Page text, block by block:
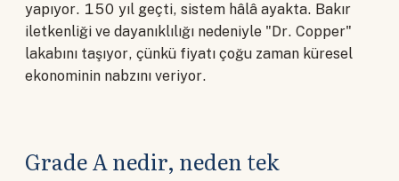
yapıyor. 150 yıl geçti, sistem hâlâ ayakta. Bakır
iletkenliği ve dayanıklılığı nedeniyle "Dr. Copper"
lakabını taşıyor, çünkü fiyatı çoğu zaman küresel
ekonominin nabzını veriyor.
Grade A nedir, neden tek